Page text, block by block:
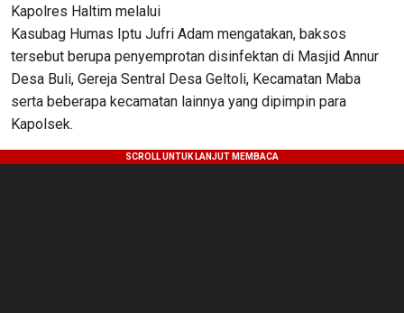
Kapolres Haltim melalui
Kasubag Humas Iptu Jufri Adam mengatakan, baksos
tersebut berupa penyemprotan disinfektan di Masjid Annur
Desa Buli, Gereja Sentral Desa Geltoli, Kecamatan Maba
serta beberapa kecamatan lainnya yang dipimpin para
Kapolsek.